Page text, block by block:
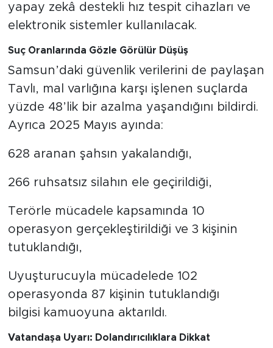
yapay zekâ destekli hız tespit cihazları ve
elektronik sistemler kullanılacak.
Suç Oranlarında Gözle Görülür Düşüş
Samsun’daki güvenlik verilerini de paylaşan
Tavlı, mal varlığına karşı işlenen suçlarda
yüzde 48’lik bir azalma yaşandığını bildirdi.
Ayrıca 2025 Mayıs ayında:
628 aranan şahsın yakalandığı,
266 ruhsatsız silahın ele geçirildiği,
Terörle mücadele kapsamında 10
operasyon gerçekleştirildiği ve 3 kişinin
tutuklandığı,
Uyuşturucuyla mücadelede 102
operasyonda 87 kişinin tutuklandığı
bilgisi kamuoyuna aktarıldı.
Vatandaşa Uyarı: Dolandırıcılıklara Dikkat